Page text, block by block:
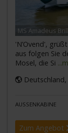
MS Amadeus
'N’Ovend',
aus folgen Sie
Mosel, die Si
Deutschland,
AUSSENKABINE
Zum Angebot